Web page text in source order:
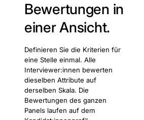
Bewertungen in
einer Ansicht.
Definieren Sie die Kriterien für
eine Stelle einmal. Alle
Interviewer:innen bewerten
dieselben Attribute auf
derselben Skala. Die
Bewertungen des ganzen
Panels laufen auf dem